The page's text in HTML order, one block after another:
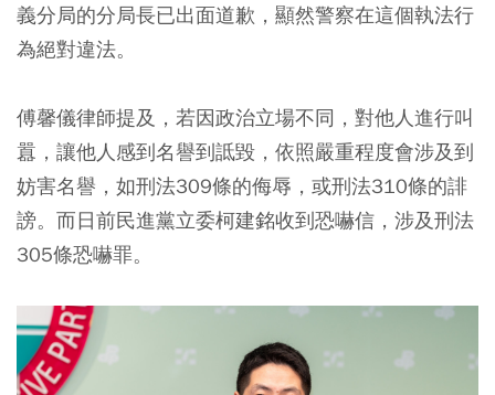
義分局的分局長已出面道歉，顯然警察在這個執法行
為絕對違法。
傅馨儀律師提及，若因政治立場不同，對他人進行叫
囂，讓他人感到名譽到詆毀，依照嚴重程度會涉及到
妨害名譽，如刑法309條的侮辱，或刑法310條的誹
謗。而日前民進黨立委柯建銘收到恐嚇信，涉及刑法
305條恐嚇罪。